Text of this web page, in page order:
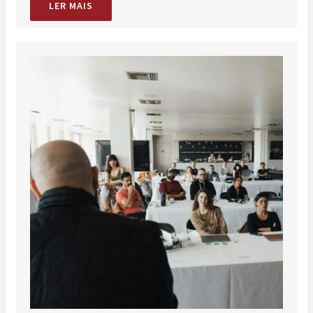
LER MAIS